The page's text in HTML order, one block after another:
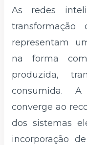
As redes
representam
na forma
produzida,
consumida. A
converge ao
dos sistemas
incorporação